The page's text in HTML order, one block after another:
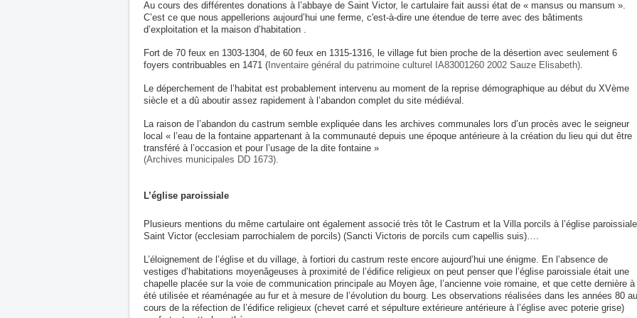
Au cours des différentes donations à l’abbaye de Saint Victor, le cartulaire fait aussi état de « mansus ou mansum ».
C’est ce que nous appellerions aujourd’hui une ferme, c'est-à-dire une étendue de terre avec des bâtiments
d’exploitation et la maison d’habitation .
Fort de 70 feux en 1303-1304, de 60 feux en 1315-1316, le village fut bien proche de la désertion avec seulement 6
foyers contribuables en 1471 ( Inventaire général du patrimoine culturel IA83001260 2002 Sauze Elisabeth).
Le déperchement de l’habitat est probablement intervenu au moment de la reprise démographique au début du XVème
siècle et a dû aboutir assez rapidement à l’abandon complet du site médiéval.
La raison de l’abandon du castrum semble expliquée dans les archives communales lors d’un procès avec le seigneur
local « l’eau de la fontaine appartenant à la communauté depuis une époque antérieure à la création du lieu qui dut être
transféré à l’occasion et pour l’usage de la dite fontaine »
(Archives municipales DD 1673).
L’église paroissiale
Plusieurs mentions du même cartulaire ont également associé très tôt le Castrum et la Villa porcils à l’église paroissiale
Saint Victor (ecclesiam parrochialem de porcils) (Sancti Victoris de porcils cum capellis suis)….
L’éloignement de l’église et du village, à fortiori du castrum reste encore aujourd’hui une énigme. En l’absence de
vestiges d’habitations moyenâgeuses à proximité de l’édifice religieux on peut penser que l’église paroissiale était une
chapelle placée sur la voie de communication principale au Moyen âge, l’ancienne voie romaine, et que cette dernière à
été utilisée et réaménagée au fur et à mesure de l’évolution du bourg. Les observations réalisées dans les années 80 au
cours de la réfection de l’édifice religieux (chevet carré et sépulture extérieure antérieure à l’église avec poterie grise)